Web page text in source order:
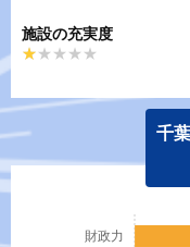
施設の充実度
★★★★★
★★★★★
千
財政力